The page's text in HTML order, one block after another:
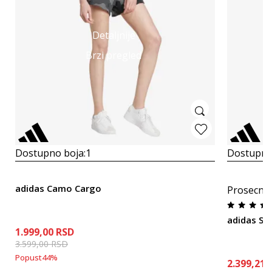
Detaljnije
Brzi pregled
Dostupno boja:1
adidas Camo Cargo
1.999,00 RSD
3.599,00RSD
Popust44%
adidas
2.399,21